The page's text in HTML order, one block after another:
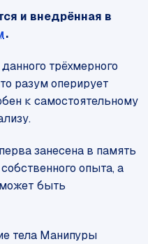
и внедрённая в
.
трёхмерного
разум оперирует
к самостоятельному
занесена в память
опыта, а
быть
тела Манипуры